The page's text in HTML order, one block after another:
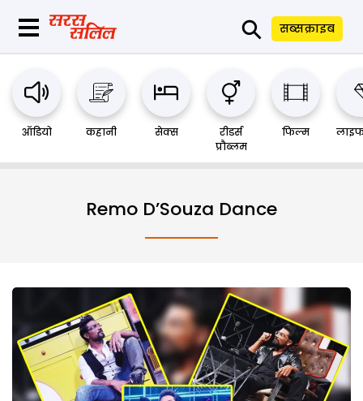
⚲ सब्सक्राइब
ऑडियो कहानी सेक्स
रीडर्स
प्रौब्लम
फिल्म
Remo D’Souza Dance